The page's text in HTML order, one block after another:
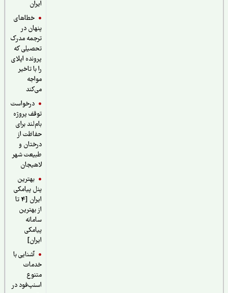
خطاهای
پنهان در
ترجمه مدرک
تحصیلی که
پرونده اپلای
را با تاخیر
درخواست
توقف پروژه
بام‌لند برای
حفاظت از
درختان و
طبیعت شهر
لاهیجان
بهترین
پنل پیامکی
ایران [4 تا
از بهترین
سامانه
پیامکی
آشنایی با
خدمات
اسنپ‌فود در